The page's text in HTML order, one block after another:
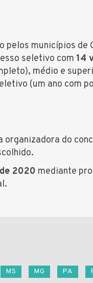
pelos municípios
seletivo com 14
médio e
(um ano com
organizadora do
2020 mediante
MS MG PA